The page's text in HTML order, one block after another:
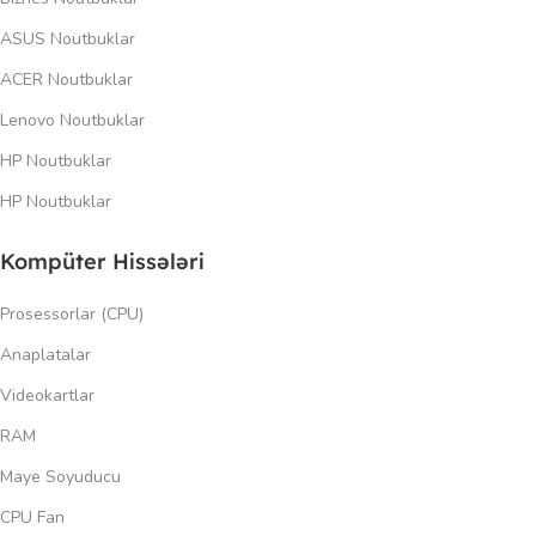
ASUS Noutbuklar
ACER Noutbuklar
Lenovo Noutbuklar
HP Noutbuklar
HP Noutbuklar
Kompüter Hissələri
Prosessorlar (CPU)
Anaplatalar
Videokartlar
RAM
Maye Soyuducu
CPU Fan